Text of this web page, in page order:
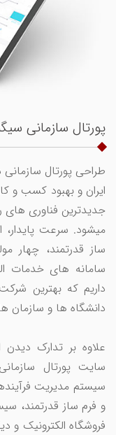
پورتال سازمانی
طراحی پورتال
ایران و بهبود کسب و
جدیدترین فناوری
میشود. سرعت پایدار،
ساز قدرتمند، چهار
سامانه های خدمات
داریم که بهترین
دانشگاه ها و سازمان
علاوه بر تدارک
سایت پورتال
سیستم مدیریت
و فرم ساز قدرتمند،
فروشگاه الکترونیک و